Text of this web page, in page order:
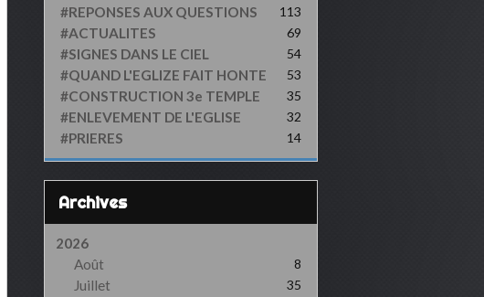
#REPONSES AUX QUESTIONS 113
#ACTUALITES 69
#SIGNES DANS LE CIEL 54
#QUAND L'EGLIZE FAIT HONTE 53
#CONSTRUCTION 3e TEMPLE 35
#ENLEVEMENT DE L'EGLISE 32
#PRIERES 14
Archives
2026
Août
8
Juillet 35